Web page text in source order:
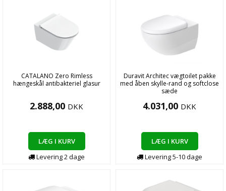
CATALANO Zero Rimless
hængeskål antibakteriel glasur
2.888,00 DKK
LÆG I KURV
Levering2dage
Duravit Architec vægtoilet pakke
med åben skylle-rand og softclose
sæde
4.031,00 DKK
LÆG I KURV
Levering5-10dage